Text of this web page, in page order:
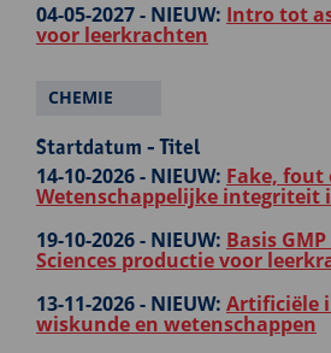
04-05-2027 - NIEUW: Intro tot
voor leerkrachten
CHEMIE
Startdatum - Titel
14-10-2026 - NIEUW: Fake, fout
Wetenschappelijke integriteit
19-10-2026 - NIEUW: Basis
Sciences productie voor
13-11-2026 - NIEUW: Artificiële
wiskunde en wetenschappen